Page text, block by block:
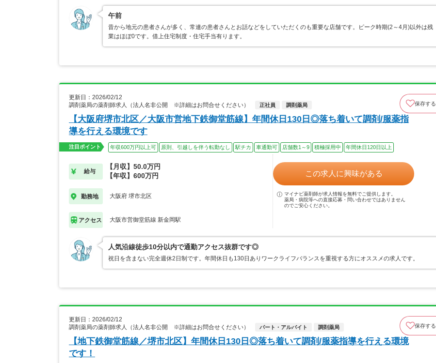
午前
昔から地元の患者さんが多く、常連の患者さんとお話などをしていただくのも重要な店舗です。ピーク時期(2～4月)以外は残
業はほぼ0です。借上住宅制度・住宅手当有ります。
更新日：2026/02/12
調剤薬局の薬剤師求人（法人名非公開 ※詳細はお問合せください）
正社員 調剤薬局 保存する
【大阪府堺市北区／大阪市営地下鉄御堂筋線】年間休日130日◎落ち着いて調剤/服薬指
導を行える環境です
注目ポイント 年収600万円以上可 原則、引越しを伴う転勤なし 駅チカ 車通勤可 店舗数1～9 積極採用中 年間休日120日以上
給与
【月収】50.0万円
【年収】600万円
勤務地 大阪府 堺市北区
アクセス 大阪市営御堂筋線 新金岡駅
この求人に興味がある
マイナビ薬剤師が求人情報を無料でご提供します。
薬局・病院等への直接応募・問い合わせではありません
のでご安心ください。
人気沿線徒歩10分以内で通勤アクセス抜群です◎
祝日を含まない完全週休2日制です。年間休日も130日ありワークライフバランスを重視する方にオススメの求人です。
更新日：2026/02/12
調剤薬局の薬剤師求人（法人名非公開 ※詳細はお問合せください）
パート・アルバイト 調剤薬局 保存する
【地下鉄御堂筋線／堺市北区】年間休日130日◎落ち着いて調剤/服薬指導を行える環境
です！